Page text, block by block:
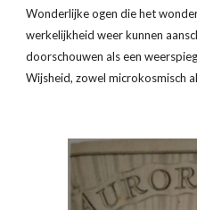
Wonderlijke ogen die het
werkelijkheid weer kunnen
doorschouwen als een
Wijsheid, zowel microkosmisch